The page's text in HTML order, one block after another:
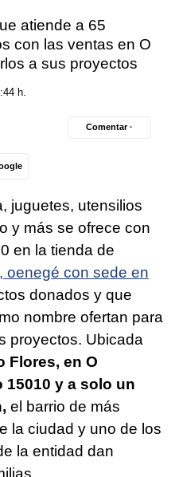
atiende a 65
con las ventas en O
a sus proyectos
h.
Comentar ·
juguetes, utensilios
y más se ofrece con
en la tienda de
oenegé con sede en
donados y que
nombre ofertan para
proyectos. Ubicada
Flores, en O
y a solo un
el barrio de más
la ciudad y uno de los
la entidad dan